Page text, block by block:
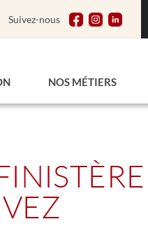
Suivez-nous
NOS MÉTIERS